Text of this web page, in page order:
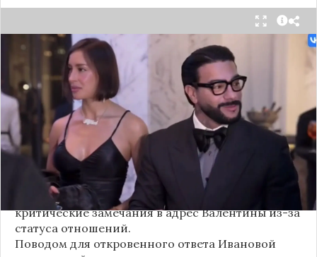
Валентина Иванова, избранница рэпера Тимати,
публично ответила на бестактный вопрос о
своем решении родить ребенка вне
официального брака. Ее резкая реакция стала
первым косвенным подтверждением слухов о
рождении дочери, ранее распространяемых
изданием «СтарХит».
Хотя сама звездная пара официально не
объявляла о пополнении, поклонники уже
засыпали их поздравлениями. Однако
некоторые комментаторы позволили себе
критические замечания в адрес Валентины из-за
статуса отношений.
Поводом для откровенного ответа Ивановой